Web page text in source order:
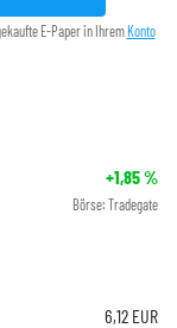
E-Paper in Ihrem Konto
+1,85%
Börse: Tradegate
6,12 EUR